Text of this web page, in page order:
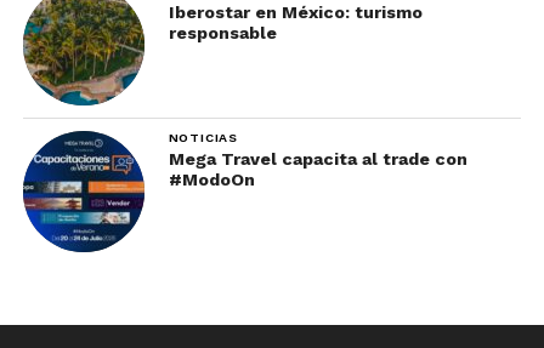
Iberostar en México: turismo
responsable
NOTICIAS
Mega Travel capacita al trade con
#ModoOn